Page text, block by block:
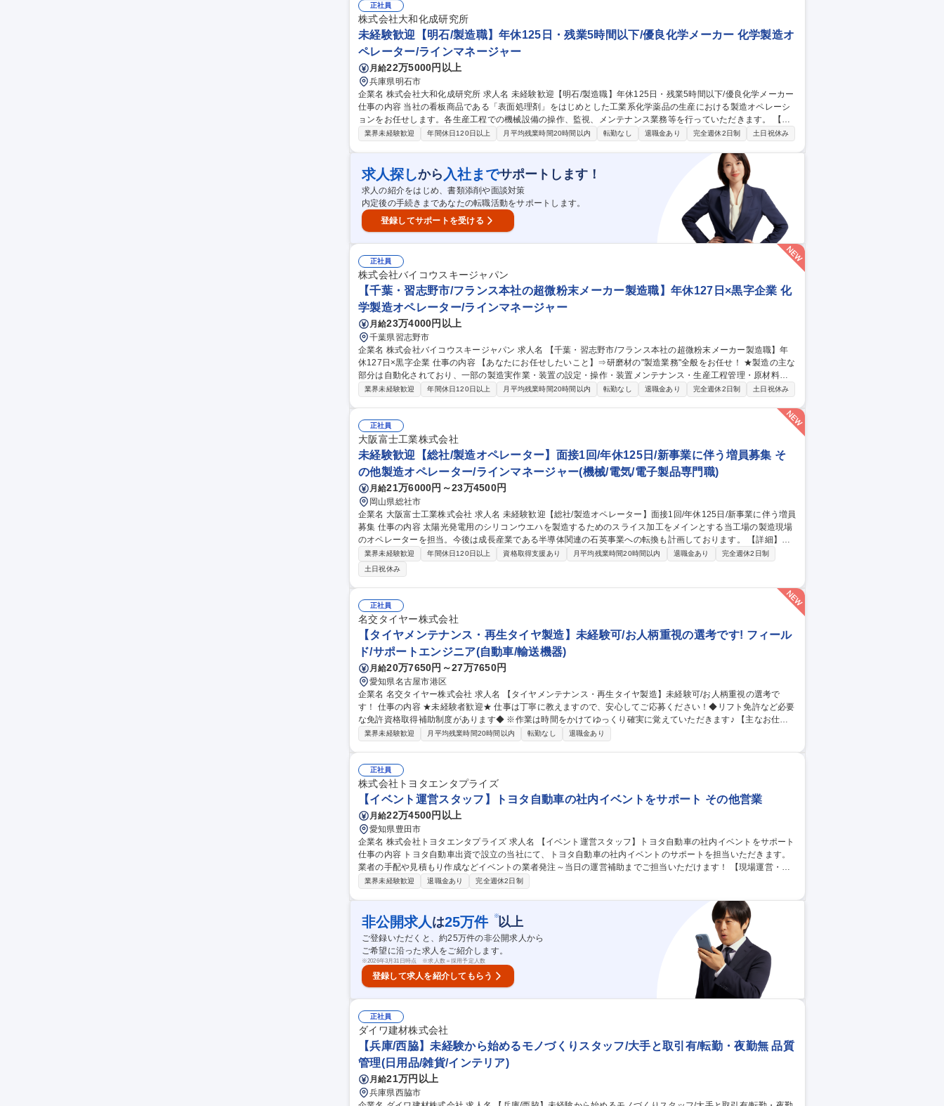
く、残業も月10時間程度と働きやすい環境です。親会社の技能研修や社内通信教育（奨励金制度あり）も充実！
募集職種 【東京】第二新卒・未経験歓迎/特装車の修理メンテナンス/プライム上場グループ
正社員
株式会社大和化成研究所
未経験歓迎【明石/製造職】年休125日・残業5時間以下/優良化学メーカー 化学製造オ
ペレーター/ラインマネージャー
月給22万5000円以上
兵庫県明石市
企業名 株式会社大和化成研究所 求人名 未経験歓迎【明石/製造職】年休125日・残業5時間以下/優良化学メーカー
仕事の内容 当社の看板商品である「表面処理剤」をはじめとした工業系化学薬品の生産における製造オペレーシ
ョンをお任せします。各生産工程での機械設備の操作、監視、メンテナンス業務等を行っていただきます。 【具
体的には】■「表面処理剤」や「紫外線吸収剤」の原料を大きな釜に仕込み、機械操作により攪拌します。その
遠心分離機などの機械操作もございますが、安全に丁寧に指導するので未経験の方でも問題なく簡単に操作でき
るようになります！ 【製品用途】半導体の表面処理や光学レンズに使用される技術的必需品◎ 募集職種 未経験歓
迎【明石/製造職】年休125日・残業5時間以下/優良化学メーカー
業界未経験歓迎 年間休日120日以上 月平均残業時間20時間以内 転勤なし 退職金あり 完全週休2日制 土日祝休み
求人探しから 入社までサポートします！
求人の紹介をはじめ、書類添削や面談対策
内定後の手続きまであなたの転職活動をサポートします。
登録してサポートを受ける
正社員
株式会社バイコウスキージャパン
【千葉・習志野市/フランス本社の超微粉末メーカー製造職】年休127日×黒字企業 化
学製造オペレーター/ラインマネージャー
月給23万4000円以上
千葉県習志野市
企業名 株式会社バイコウスキージャパン 求人名 【千葉・習志野市/フランス本社の超微粉末メーカー製造職】年
休127日×黒字企業 仕事の内容 【あなたにお任せしたいこと】⇒研磨材の"製造業務"全般をお任せ！ ★製造の主な
部分は自動化されており、一部の製造実作業・装置の設定・操作・装置メンテナンス・生産工程管理・原材料発
注補助等を行います。 【どんな役割?】■顧客の注文を受ける⇒■要望に応じ製造量・製品に合わせ、生産工程管
の鏡面にするといった要望が高い精度で要求され、粉と化学の力で磨く研磨剤を研究/開発します。これが「化学
機械研磨（CMP）」です。 【どんなものに使われる?】スマホやPC等だけでなく色々なデバイスを製造する際に
使われる。 募集職種 【千葉・習志野市/フランス本社の超微粉末メーカー製造職】年休127日×黒字企業
業界未経験歓迎 年間休日120日以上 月平均残業時間20時間以内 転勤なし 退職金あり 完全週休2日制 土日祝休み
正社員
大阪富士工業株式会社
未経験歓迎【総社/製造オペレーター】面接1回/年休125日/新事業に伴う増員募集 そ
の他製造オペレーター/ラインマネージャー(機械/電気/電子製品専門職)
月給21万6000円～23万4500円
岡山県総社市
企業名 大阪富士工業株式会社 求人名 未経験歓迎【総社/製造オペレーター】面接1回/年休125日/新事業に伴う増員
募集 仕事の内容 太陽光発電用のシリコンウエハを製造するためのスライス加工をメインとする当工場の製造現場
のオペレーターを担当。今後は成長産業である半導体関連の石英事業への転換も計画しております。 【詳細】マ
ルチワイヤーソーを主とした各種切断装置により樹脂、ガラス、超硬合金、セラミックス等の高価格な素材のス
ライス加工を請け負っています。一品一品異なる製品に対応するオーダーメイドのような製造工程のを経験する
ことができます。 新しい分野への挑戦となりますのでチャレンジ精神旺盛な方をお待ちしております。 募集職種
未経験歓迎【総社/製造オペレーター】面接1回/年休125日/新事業に伴う増員募集
業界未経験歓迎 年間休日120日以上 資格取得支援あり 月平均残業時間20時間以内 退職金あり
完全週休2日制
土日祝休み
正社員
名交タイヤー株式会社
【タイヤメンテナンス・再生タイヤ製造】未経験可/お人柄重視の選考です! フィール
ド/サポートエンジニア(自動車/輸送機器)
月給20万7650円～27万7650円
愛知県名古屋市港区
企業名 名交タイヤー株式会社 求人名 【タイヤメンテナンス・再生タイヤ製造】未経験可/お人柄重視の選考で
す！ 仕事の内容 ★未経験者歓迎★ 仕事は丁寧に教えますので、安心してご応募ください！◆リフト免許など必要
な免許資格取得補助制度があります◆ ※作業は時間をかけてゆっくり確実に覚えていただきます♪ 【主なお仕
事】 ・車両のタイヤメンテナンス （車両からのタイヤ脱着・ホイルへのタイヤのはめ替え） ・リトレッドタイヤ
業界未経験歓迎 月平均残業時間20時間以内 転勤なし 退職金あり
正社員
株式会社トヨタエンタプライズ
【イベント運営スタッフ】トヨタ自動車の社内イベントをサポート その他営業
月給22万4500円以上
愛知県豊田市
企業名 株式会社トヨタエンタプライズ 求人名 【イベント運営スタッフ】トヨタ自動車の社内イベントをサポート
仕事の内容 トヨタ自動車出資で設立の当社にて、トヨタ自動車の社内イベントのサポートを担当いただきます。
業者の手配や見積もり作成などイベントの業者発注～当日の運営補助までご担当いただけます！ 【現場運営・設
営】 ■会場設営、什器移動（業者が行います） ■現場対応（トヨタ自動車担当者のサポート） 【企画・事務サポー
業界未経験歓迎 退職金あり 完全週休2日制
非公開求人 は25万件 ※以上
ご登録いただくと、約25万件の非公開求人から
ご希望に沿った求人をご紹介します。
※2026年3月31日時点 ※求人数＝採用予定人数
登録して求人を紹介してもらう
正社員
ダイワ建材株式会社
【兵庫/西脇】未経験から始めるモノづくりスタッフ/大手と取引有/転勤・夜勤無 品質
管理(日用品/雑貨/インテリア)
月給21万円以上
兵庫県西脇市